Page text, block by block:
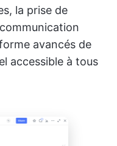
la prise de
avancés de
accessible à tous